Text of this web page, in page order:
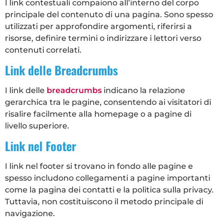
I link contestuali compaiono all’interno del corpo
principale del contenuto di una pagina. Sono spesso
utilizzati per approfondire argomenti, riferirsi a
risorse, definire termini o indirizzare i lettori verso
contenuti correlati.
Link delle Breadcrumbs
I link delle breadcrumbs indicano la relazione
gerarchica tra le pagine, consentendo ai visitatori di
risalire facilmente alla homepage o a pagine di
livello superiore.
Link nel Footer
I link nel footer si trovano in fondo alle pagine e
spesso includono collegamenti a pagine importanti
come la pagina dei contatti e la politica sulla privacy.
Tuttavia, non costituiscono il metodo principale di
navigazione.